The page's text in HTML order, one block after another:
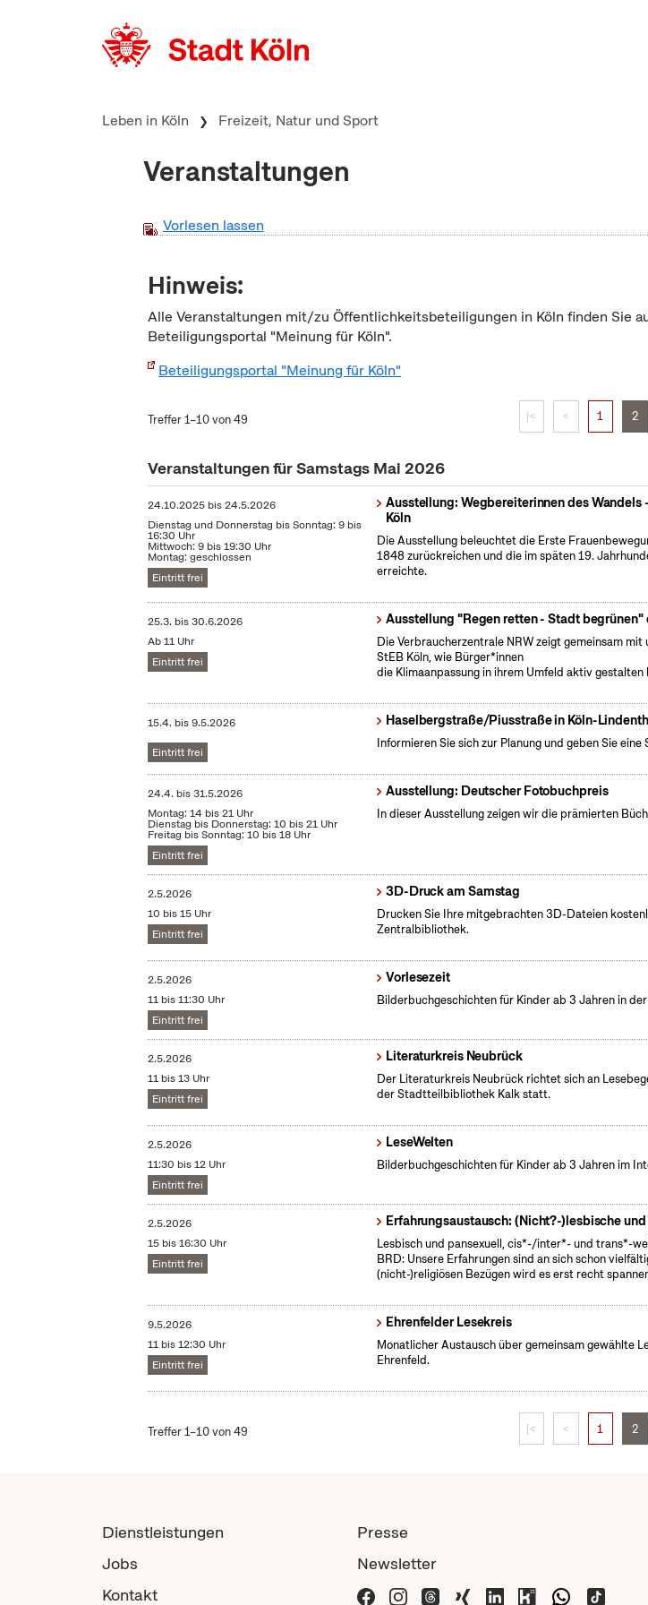
Leben in Köln Freizeit, Natur und Sport
Veranstaltungen
Vorlesen lassen
Hinweis:
Alle Veranstaltungen mit/zu Öffentlichkeitsbeteiligungen in Köln finden Sie
Beteiligungsportal "Meinung für Köln".
Beteiligungsportal "Meinung für Köln"
Treffer 1–10 von 49 |< < 1 2
Veranstaltungen für Samstags Mai 2026
24.10.2025 bis24.5.2026
Dienstag und Donnerstag bis Sonntag: 9 bis
16:30 Uhr
Mittwoch: 9 bis 19:30 Uhr
Montag: geschlossen
Eintritt frei
Ausstellung: Wegbereiterinnen des Wandels
Köln
Die Ausstellung beleuchtet die Erste
1848 zurückreichen und die im späten 19.
erreichte.
25.3. bis30.6.2026
Ab 11 Uhr
Eintritt frei
Ausstellung "Regen retten - Stadt begrünen"
Die Verbraucherzentrale NRW zeigt gemeinsam mit
StEB Köln, wie Bürger*innen
die Klimaanpassung in ihrem Umfeld aktiv gestalten
15.4. bis9.5.2026
Eintritt frei
Haselbergstraße/Piusstraße in Köln-
Informieren Sie sich zur Planung und geben Sie eine
24.4. bis31.5.2026
Montag: 14 bis 21 Uhr
Dienstag bis Donnerstag: 10 bis 21 Uhr
Freitag bis Sonntag: 10 bis 18 Uhr
Eintritt frei
Ausstellung: Deutscher Fotobuchpreis
In dieser Ausstellung zeigen wir die prämierten
2.5.2026
10 bis 15 Uhr
Eintritt frei
3D-Druck am Samstag
Drucken Sie Ihre mitgebrachten 3D-Dateien
Zentralbibliothek.
2.5.2026
11 bis 11:30 Uhr
Eintritt frei
Vorlesezeit
Bilderbuchgeschichten für Kinder ab 3 Jahren in
2.5.2026
11 bis 13 Uhr
Eintritt frei
Literaturkreis Neubrück
Der Literaturkreis Neubrück richtet sich an
der Stadtteilbibliothek Kalk statt.
2.5.2026
11:30 bis 12 Uhr
Eintritt frei
LeseWelten
Bilderbuchgeschichten für Kinder ab 3 Jahren im
2.5.2026
15 bis 16:30 Uhr
Eintritt frei
Erfahrungsaustausch: (Nicht?-)lesbische
Lesbisch und pansexuell, cis*-/inter*- und trans*-
BRD: Unsere Erfahrungen sind an sich schon
(nicht-)religiösen Bezügen wird es erst recht
9.5.2026
11 bis 12:30 Uhr
Eintritt frei
Ehrenfelder Lesekreis
Monatlicher Austausch über gemeinsam gewählte
Ehrenfeld.
Treffer 1–10 von 49 |< < 1 2
Dienstleistungen
Jobs
Kontakt
Presse
Newsletter